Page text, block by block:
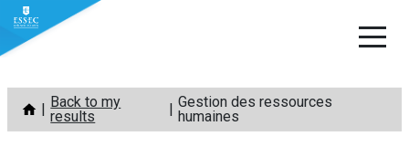
Skip
content
Back to my
results
Gestion des ressources
humaines